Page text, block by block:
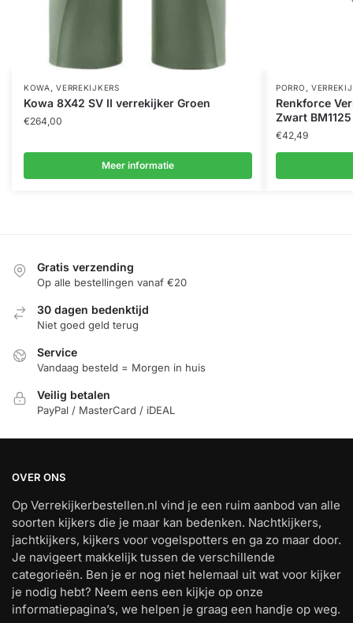
KOWA ,VERREKIJKERS
Kowa 8X42 SV II verrekijker Groen
€264,00
Meer informatie
PORRO
Renkforce
Zwart BM1125
€42,49
Gratis verzending
Op alle bestellingen vanaf €20
30 dagen bedenktijd
Niet goed geld terug
Service
Vandaag besteld = Morgen in huis
Veilig betalen
PayPal / MasterCard / iDEAL
OVER ONS
Op Verrekijkerbestellen.nl vind je een ruim aanbod van alle
soorten kijkers die je maar kan bedenken. Nachtkijkers,
jachtkijkers, kijkers voor vogelspotters en ga zo maar door.
Je navigeert makkelijk tussen de verschillende
categorieën. Ben je er nog niet helemaal uit wat voor kijker
je nodig hebt? Neem eens een kijkje op onze
informatiepagina’s, we helpen je graag een handje op weg.